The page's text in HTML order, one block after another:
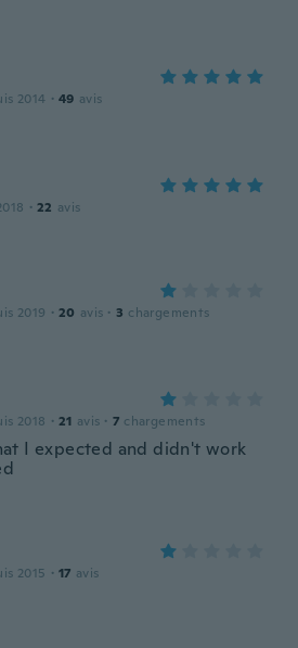
2014 · 49 avis
· 22 avis
2019 · 20 avis · 3 chargements
2018 · 21 avis · 7 chargements
I expected and didn't work
2015 · 17 avis